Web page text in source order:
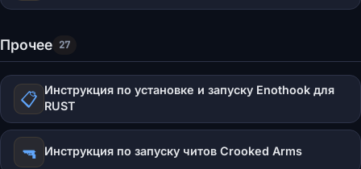
Прочее 27
📋 Инструкция по установке и запуску Enothook для
RUST
🔫 Инструкция по запуску читов Crooked Arms